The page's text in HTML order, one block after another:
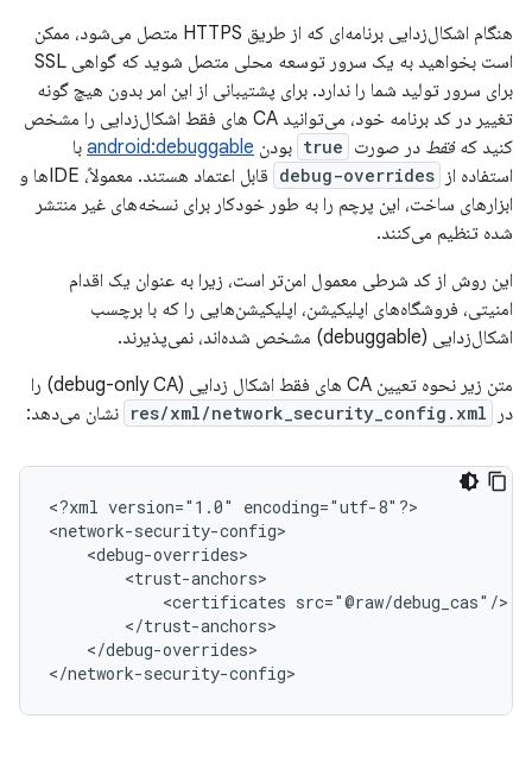
هنگام اشکال‌زدایی برنامه‌ای که از طریق HTTPS متصل می‌شود، ممکن
است بخواهید به یک سرور توسعه محلی متصل شوید که گواهی SSL
برای سرور تولید شما را ندارد. برای پشتیبانی از این امر بدون هیچ گونه
تغییر در کد برنامه خود، می‌توانید CA های فقط اشکال‌زدایی را مشخص
کنید کهفقط در صورت true بودن android:debuggable با
استفاده از debug-overrides
قابل اعتماد هستند. معمولاً، IDEها و
ابزارهای ساخت، این پرچم را به طور خودکار برای نسخه‌های غیر منتشر
شده تنظیم می‌کنند.
این روش از کد شرطی معمول امن‌تر است، زیرا به عنوان یک اقدام
امنیتی، فروشگاه‌های اپلیکیشن، اپلیکیشن‌هایی را که با برچسب
اشکال‌زدایی (debuggable) مشخص شده‌اند، نمی‌پذیرند.
متن زیر نحوه تعیین CA های فقط اشکال زدایی (debug-only CA) را
در
res/xml/network_security_config.xml نشان می‌دهد:
<?xml version="1.0"
encoding="utf-8"?>
<certificates
</debug-overrides>
</network-security-config>